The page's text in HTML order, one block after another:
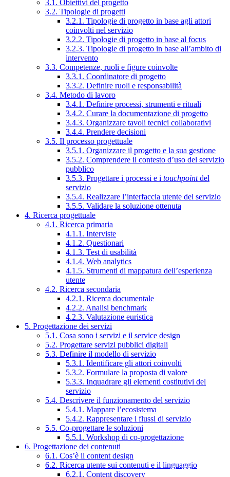
3.1. Obiettivi del progetto
3.2. Tipologie di progetti
3.2.1. Tipologie di progetto in base agli attori
coinvolti nel servizio
3.2.2. Tipologie di progetto in base al focus
3.2.3. Tipologie di progetto in base all’ambito di
intervento
3.3. Competenze, ruoli e figure coinvolte
3.3.1. Coordinatore di progetto
3.3.2. Definire ruoli e responsabilità
3.4. Metodo di lavoro
3.4.1. Definire processi, strumenti e rituali
3.4.2. Curare la documentazione di progetto
3.4.3. Organizzare tavoli tecnici collaborativi
3.4.4. Prendere decisioni
3.5. Il processo progettuale
3.5.1. Organizzare il progetto e la sua gestione
3.5.2. Comprendere il contesto d’uso del servizio
pubblico
3.5.3. Progettare i processi e i touchpointdel
servizio
3.5.4. Realizzare l’interfaccia utente del servizio
3.5.5. Validare la soluzione ottenuta
4. Ricerca progettuale
4.1. Ricerca primaria
4.1.1. Interviste
4.1.2. Questionari
4.1.3. Test di usabilità
4.1.4. Web analytics
4.1.5. Strumenti di mappatura dell’esperienza
utente
4.2. Ricerca secondaria
4.2.1. Ricerca documentale
4.2.2. Analisi benchmark
4.2.3. Valutazione euristica
5. Progettazione dei servizi
5.1. Cosa sono i servizi e il service design
5.2. Progettare servizi pubblici digitali
5.3. Definire il modello di servizio
5.3.1. Identificare gli attori coinvolti
5.3.2. Formulare la proposta di valore
5.3.3. Inquadrare gli elementi costitutivi del
servizio
5.4. Descrivere il funzionamento del servizio
5.4.1. Mappare l’ecosistema
5.4.2. Rappresentare i flussi di servizio
5.5. Co-progettare le soluzioni
5.5.1. Workshop di co-progettazione
6. Progettazione dei contenuti
6.1. Cos’è il content design
6.2. Ricerca utente sui contenuti e il linguaggio
6.2.1. Content discovery